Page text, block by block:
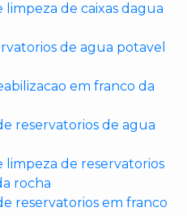
de caixas dagua
de agua potavel
em franco da
reservatorios de agua
limpeza de reservatorios
rocha
reservatorios em franco